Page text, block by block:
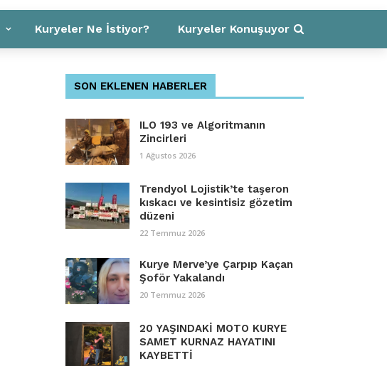
Kuryeler Ne İstiyor? Kuryeler Konuşuyor
SON EKLENEN HABERLER
ILO 193 ve Algoritmanın
Zincirleri
1 Ağustos 2026
Trendyol Lojistik’te taşeron
kıskacı ve kesintisiz gözetim
düzeni
22 Temmuz 2026
Kurye Merve’ye Çarpıp Kaçan
Şoför Yakalandı
20 Temmuz 2026
20 YAŞINDAKİ MOTO KURYE
SAMET KURNAZ HAYATINI
KAYBETTİ